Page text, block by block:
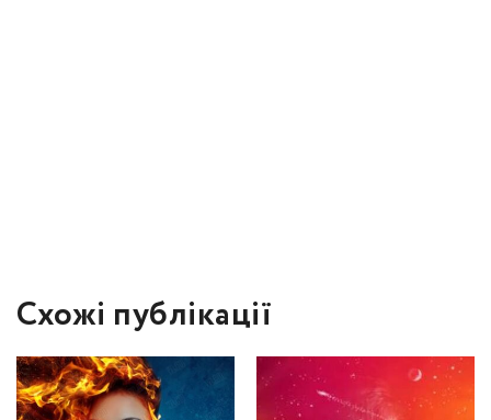
Схожі публікації